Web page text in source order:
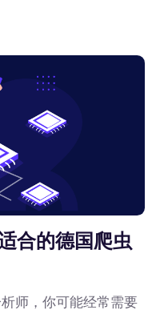
合的德国爬虫
师，你可能经常需要